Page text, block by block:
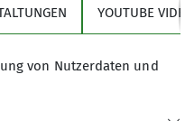
du etwas
zu den bekannten
vorbei. Ruf
prüfen, ob deine
YOUTUBE
von Nutzerdaten und